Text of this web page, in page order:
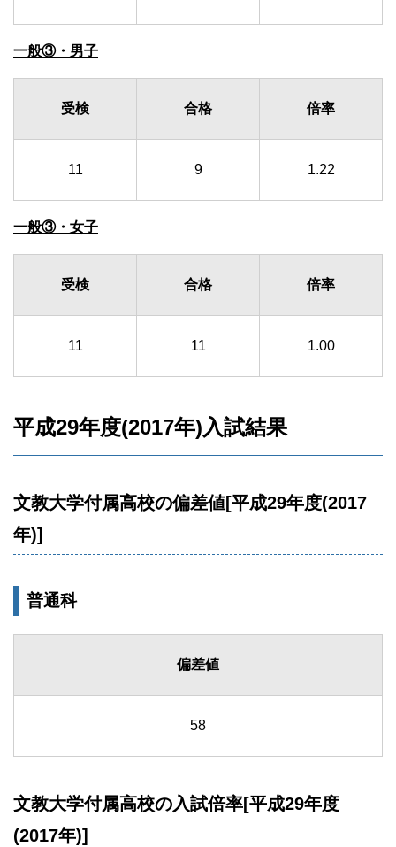
一般③・男子
受検 合格 倍率
11 9 1.22
一般③・女子
受検 合格 倍率
11 11 1.00
平成29年度(2017年)入試結果
文教大学付属高校の偏差値[平成29年度(2017
年)]
普通科
偏差値
58
文教大学付属高校の入試倍率[平成29年度
(2017年)]